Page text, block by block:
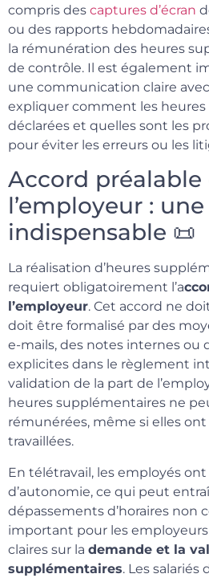
compris des captures d’écran
ou des rapports
la rémunération des heures
de contrôle. Il est également
une communication claire
expliquer comment les
déclarées et quelles sont les
pour éviter les erreurs ou les
Accord préalable
l’employeur :
indispensable 📜
La réalisation d’heures
requiert obligatoirement l’a
l’employeur. Cet accord ne
doit être formalisé par des
e-mails, des notes internes ou
explicites dans le règlement
validation de la part de
heures supplémentaires ne
rémunérées, même si elles
travaillées.
En télétravail, les employés
d’autonomie, ce qui peut
dépassements d’horaires non
important pour les employeurs
claires sur la demande et la
supplémentaires. Les